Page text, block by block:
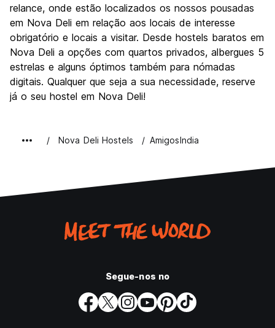
relance, onde estão localizados os nossos pousadas
em Nova Deli em relação aos locais de interesse
obrigatório e locais a visitar. Desde hostels baratos em
Nova Deli a opções com quartos privados, albergues 5
estrelas e alguns óptimos também para nómadas
digitais. Qualquer que seja a sua necessidade, reserve
já o seu hostel em Nova Deli!
Nova Deli Hostels AmigosIndia
Segue-nos no